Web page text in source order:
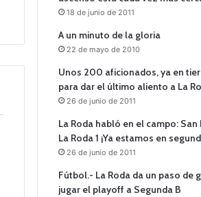
18 de junio de 2011
A un minuto de la gloria
22 de mayo de 2010
Unos 200 aficionados, ya en
para dar el último aliento a La
26 de junio de 2011
La Roda habló en el campo:
La Roda 1 ¡Ya estamos en
26 de junio de 2011
Fútbol.- La Roda da un paso de
jugar el playoff a Segunda B